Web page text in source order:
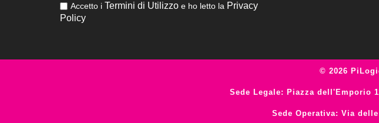
Accetto i Termini di Utilizzo e ho letto la Privacy
Policy
© 2026
Sede Legale: Piazza dell'Emporio
Sede Operativa: Via